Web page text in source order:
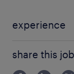
★交通費支給
★EcxelVBA活
★残業少なめ
experience
★Officeツール使
share this